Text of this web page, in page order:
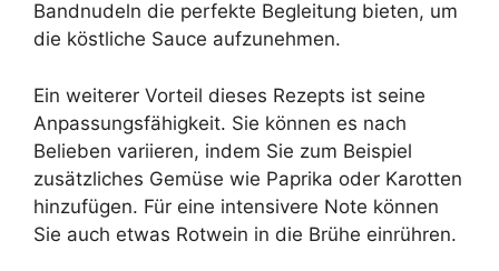
Bandnudeln die perfekte Begleitung bieten, um
die köstliche Sauce aufzunehmen.
Ein weiterer Vorteil dieses Rezepts ist seine
Anpassungsfähigkeit. Sie können es nach
Belieben variieren, indem Sie zum Beispiel
zusätzliches Gemüse wie Paprika oder Karotten
hinzufügen. Für eine intensivere Note können
Sie auch etwas Rotwein in die Brühe einrühren.